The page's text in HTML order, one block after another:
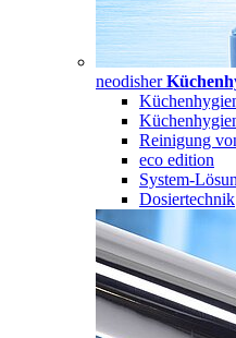
neodisher
Reinigung
eco edition
System-
Dosiertechnik